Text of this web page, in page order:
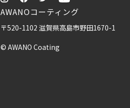
AWANOコーティング
〒520-1102 滋賀県高島市野田1670-1
© AWANO Coating